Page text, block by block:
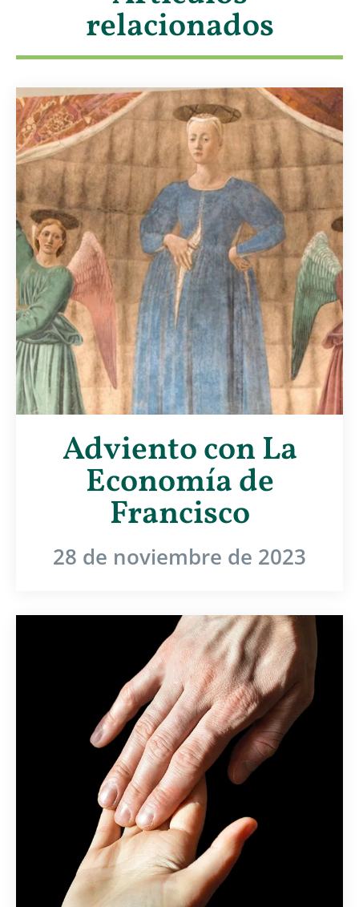
relacionados
Adviento con La
Economía de
Francisco
28 de noviembre de 2023